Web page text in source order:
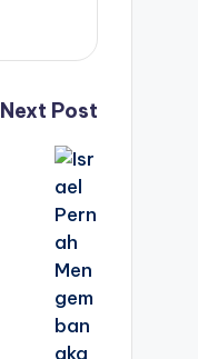
Next Post